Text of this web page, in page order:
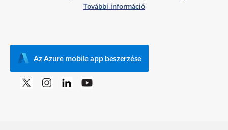
További információ
Az Azure mobile app beszerzése